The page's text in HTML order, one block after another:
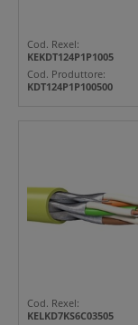
Cod. Rexel:
KEKDT124P1P1005
Cod. Produttore:
KDT124P1P100500
Cod. Rexel:
KELKD7KS6C03505